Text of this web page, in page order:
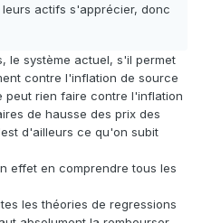
actifs s'apprécier, donc
le système actuel, s'il permet
contre l'inflation de source
peut rien faire contre l'inflation
de hausse des prix des
d'ailleurs ce qu'on subit
effet en comprendre tous les
les théories de regressions